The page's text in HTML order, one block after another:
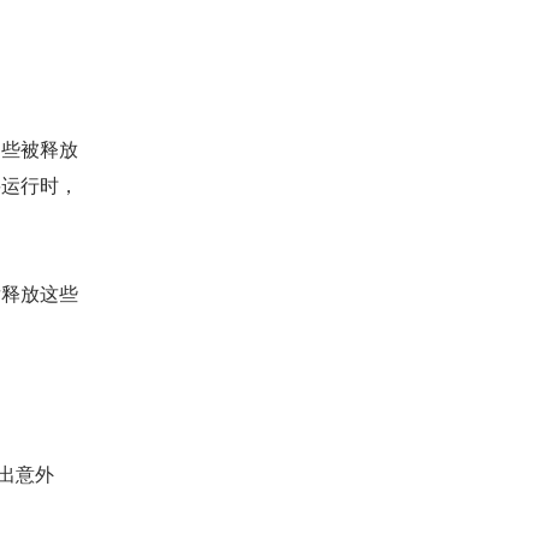
被释放
行时，
放这些
意外